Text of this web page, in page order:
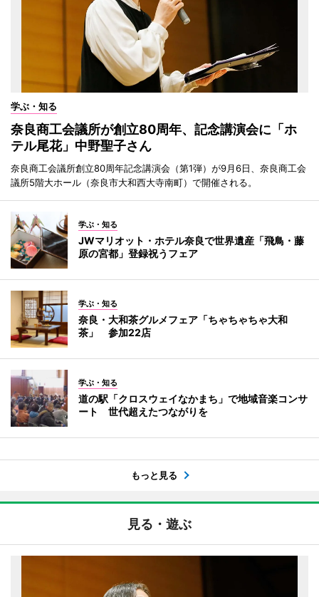
学ぶ・知る
奈良商工会議所が創立80周年、記念講演会に「ホ
テル尾花」中野聖子さん
奈良商工会議所創立80周年記念講演会（第1弾）が9月6日、奈良商工会
議所5階大ホール（奈良市大和西大寺南町）で開催される。
学ぶ・知る
JWマリオット・ホテル奈良で世界遺産「飛鳥・藤
原の宮都」登録祝うフェア
学ぶ・知る
奈良・大和茶グルメフェア「ちゃちゃちゃ大和
茶」 参加22店
学ぶ・知る
道の駅「クロスウェイなかまち」で地域音楽コンサ
ート 世代超えたつながりを
もっと見る
見る・遊ぶ